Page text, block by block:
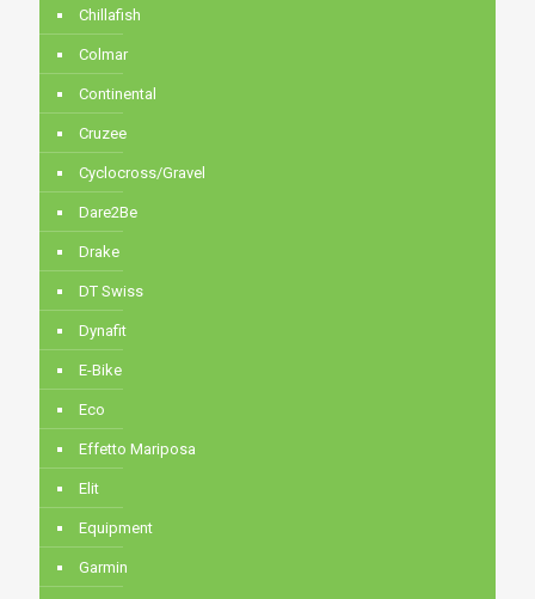
Chillafish
Colmar
Continental
Cruzee
Cyclocross/Gravel
Dare2Be
Drake
DT Swiss
Dynafit
E-Bike
Eco
Effetto Mariposa
Elit
Equipment
Garmin